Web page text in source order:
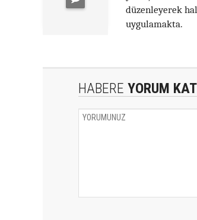
düzenleyerek
uygulamakta.
HABERE YORUM KAT